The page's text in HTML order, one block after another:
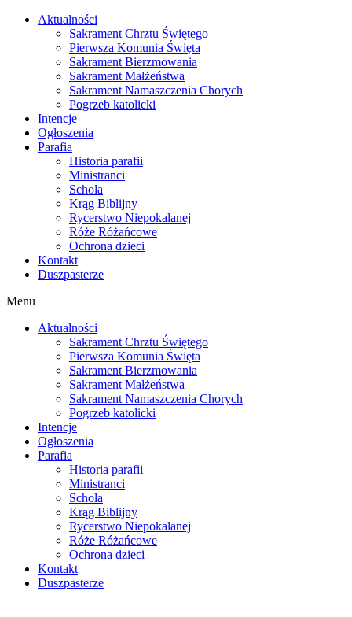
Skip
Aktualności
Sakrament Chrztu Świętego
Pierwsza Komunia Święta
Sakrament Bierzmowania
Sakrament Małżeństwa
Sakrament Namaszczenia Chorych
Pogrzeb katolicki
Intencje
Ogłoszenia
Parafia
Historia parafii
Ministranci
Schola
Krąg Biblijny
Rycerstwo Niepokalanej
Róże Różańcowe
Ochrona dzieci
Kontakt
Duszpasterze
Menu
Aktualności
Sakrament Chrztu Świętego
Pierwsza Komunia Święta
Sakrament Bierzmowania
Sakrament Małżeństwa
Sakrament Namaszczenia Chorych
Pogrzeb katolicki
Intencje
Ogłoszenia
Parafia
Historia parafii
Ministranci
Schola
Krąg Biblijny
Rycerstwo Niepokalanej
Róże Różańcowe
Ochrona dzieci
Kontakt
Duszpasterze